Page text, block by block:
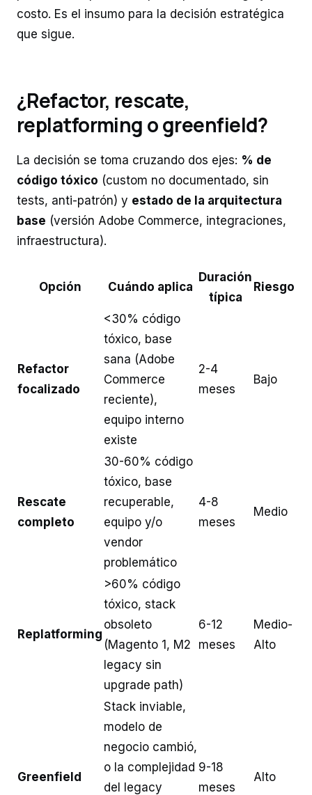
costo. Es el insumo para la decisión estratégica
que sigue.
¿Refactor, rescate,
replatforming o greenfield?
La decisión se toma cruzando dos ejes: % de
código tóxico (custom no documentado, sin
tests, anti-patrón) y estado de la arquitectura
base (versión Adobe Commerce, integraciones,
infraestructura).
Opción Cuándo aplica
Duración
típica
Riesgo
Refactor
focalizado
<30% código
tóxico, base
sana (Adobe
Commerce
reciente),
equipo interno
existe
2-4
meses
Bajo
Rescate
completo
30-60% código
tóxico, base
recuperable,
equipo y/o
vendor
problemático
4-8
meses
Medio
Replatforming
>60% código
tóxico, stack
obsoleto
(Magento 1, M2
legacy sin
upgrade path)
6-12
meses
Medio-
Alto
Greenfield
Stack inviable,
modelo de
negocio cambió,
o la complejidad
del legacy
9-18
meses
Alto